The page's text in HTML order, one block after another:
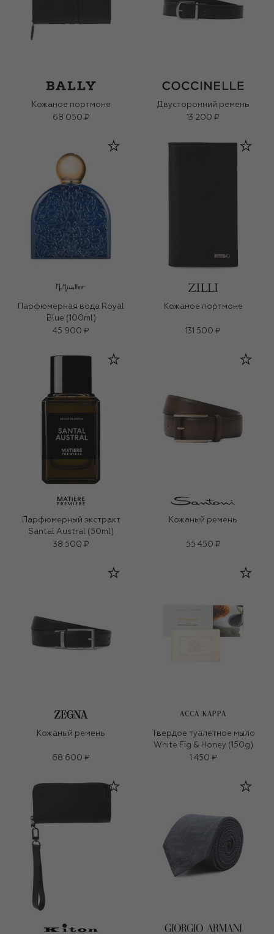
Кожаное портмоне
68 050 ₽
Двусторонний ремень
13 200 ₽
Парфюмерная вода Royal
Blue (100ml)
45 900 ₽
Кожаное портмоне
131 500 ₽
Парфюмерный экстракт
Santal Austral (50ml)
38 500 ₽
Кожаный ремень
55 450 ₽
Кожаный ремень
68 600 ₽
ACCA KAPPA
Твердое туалетное мыло
White Fig & Honey (150g)
1 450 ₽